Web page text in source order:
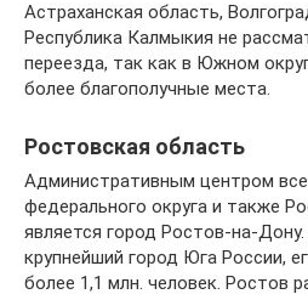
Астраханская область,
Республика Калмыкия не
переезда, так как в Южном
более благополучные места.
Ростовская область
Административным центром
федерального округа и также
является город Ростов-на-
крупнейший город Юга России,
более 1,1 млн. человек. Ростов